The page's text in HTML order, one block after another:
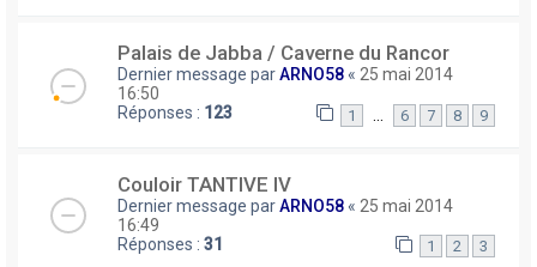
Palais de Jabba / Caverne du Rancor
Dernier message parARNO58 « 25 mai 2014
16:50
Réponses : 123 1 6 7 8 9
Couloir TANTIVE IV
Dernier message parARNO58 « 25 mai 2014
16:49
Réponses : 31 1 2 3